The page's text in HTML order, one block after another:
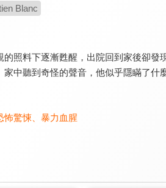
Blanc
照料下逐漸甦醒，出院回到家後卻
中聽到奇怪的聲音，他似乎隱瞞了
怖驚悚 暴力血腥